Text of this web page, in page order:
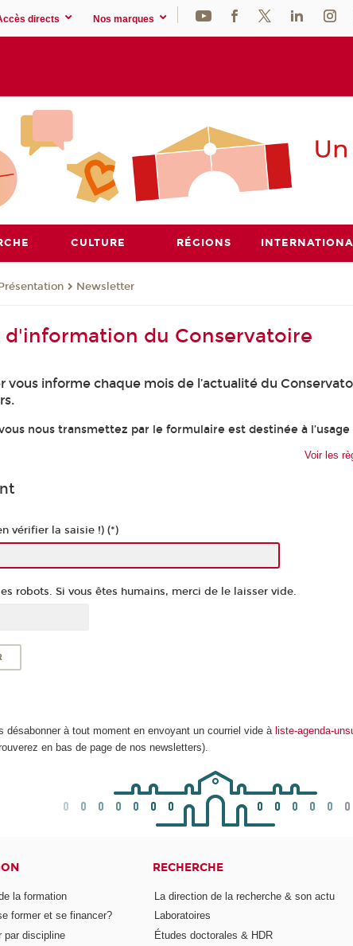
directs Nos marques
CULTURE RÉGIONS
Newsletter
d'information du Conservatoire
vous informe chaque mois de l’actualité du
vous nous transmettez par le formulaire est destinée à
Voir les
vérifier la saisie !) (*)
robots. Si vous êtes humains, merci de le laisser vide.
désabonner à tout moment en envoyant un courriel vide àliste-agenda-
en bas de page de nos newsletters).
la formation
former et se financer?
par discipline
RECHERCHE
La direction de la recherche & son actu
Laboratoires
Études doctorales & HDR